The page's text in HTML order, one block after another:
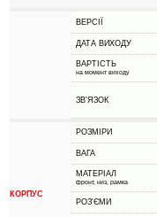
ВЕРСІЇ
ДАТА ВИХОДУ
ВАРТІСТЬ
на момент виходу
ЗВ'ЯЗОК
КОРПУС
РОЗМІРИ
ВАГА
МАТЕРІАЛ
фронт, низ, рамка
РОЗ'ЄМИ